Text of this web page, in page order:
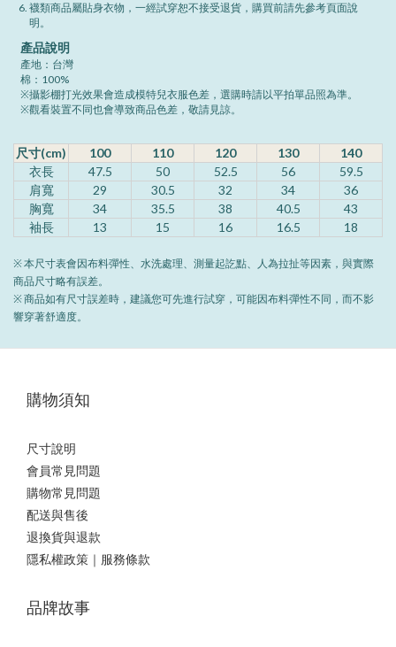
襪類商品屬貼身衣物，一經試穿恕不接受退貨，購買前請先參考頁面說
明。
產品說明
產地：台灣
棉：100%
※攝影棚打光效果會造成模特兒衣服色差，選購時請以平拍單品照為準。
※觀看裝置不同也會導致商品色差，敬請見諒。
尺寸(cm) 100 110 120 130
140
衣長
47.5 50 52.5 56
59.5
肩寬
29 30.5 32 34
36
胸寬
34 35.5 38 40.5
43
袖長
13 15 16 16.5 18
※ 本尺寸表會因布料彈性、水洗處理、測量起訖點、人為拉扯等因素，與實際
商品尺寸略有誤差。
※ 商品如有尺寸誤差時，建議您可先進行試穿，可能因布料彈性不同，而不影
響穿著舒適度。
購物須知
尺寸說明
會員常見問題
購物常見問題
配送與售後
退換貨與退款
隱私權政策｜服務條款
品牌故事